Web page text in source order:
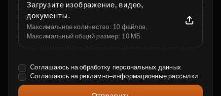
Загрузите изображение, видео,
документы.
Максимальное количество: 10 файлов.
Максимальный общий размер: 10 МБ.
Соглашаюсь на обработку персональных данных
Соглашаюсь нарекламно–информационные рассылки